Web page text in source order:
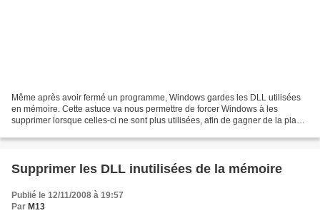
Même après avoir fermé un programme, Windows gardes les DLL utilisées
en mémoire. Cette astuce va nous permettre de forcer Windows à les
supprimer lorsque celles-ci ne sont plus utilisées, afin de gagner de la place
Supprimer les DLL inutilisées de la mémoire
Publié le 12/11/2008 à 19:57
Par M13